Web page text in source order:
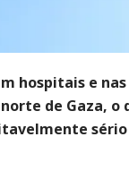
hospitais e
de Gaza, o